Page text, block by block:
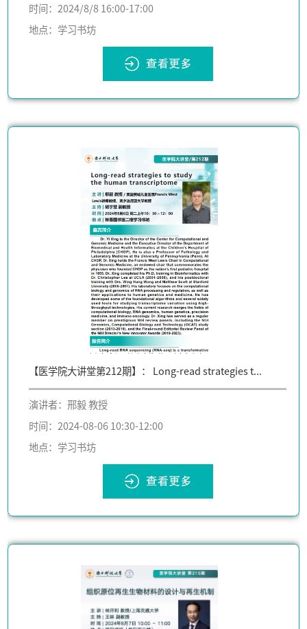
时间：2024/8/8 16:00-17:00
地点：学习书坊
【医学院大讲堂第212期】： Long-read strategies t...
演讲者：邢毅 教授
时间：2024-08-06 10:30-12:00
地点：学习书坊